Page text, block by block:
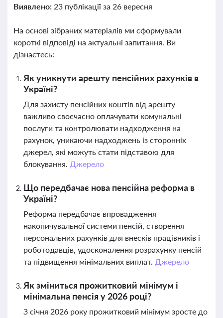
Виявлено: 23 публікації за 26 вересня
На основі зібраних матеріалів ми сформували
короткі відповіді на актуальні запитання. Ви
дізнаєтесь:
Як уникнути арешту пенсійних рахунків в
Україні?
Для захисту пенсійних коштів від арешту
важливо своєчасно оплачувати комунальні
послуги та контролювати надходження на
рахунок, уникаючи надходжень із сторонніх
джерел, які можуть стати підставою для
блокування. Джерело
Що передбачає нова пенсійна реформа в
Україні?
Реформа передбачає впровадження
накопичувальної системи пенсій, створення
персональних рахунків для внесків працівників і
роботодавців, удосконалення розрахунку пенсій
та підвищення мінімальних виплат. Джерело
Як зміниться прожитковий мінімум і
мінімальна пенсія у 2026 році?
З січня 2026 року прожитковий мінімум зросте до